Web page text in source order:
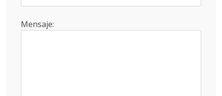
Mensaje: